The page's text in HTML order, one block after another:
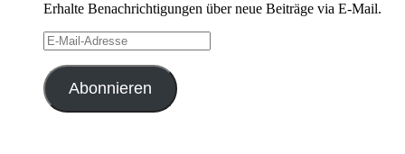
Erhalte Benachrichtigungen über neue Beiträge via E-Mail.
E-
Mail-
Adresse
Abonnieren